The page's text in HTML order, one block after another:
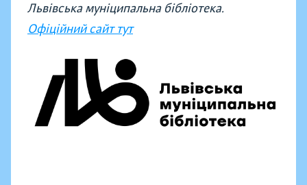
Львівська муніципальна бібліотека.
Офіційний сайт тут